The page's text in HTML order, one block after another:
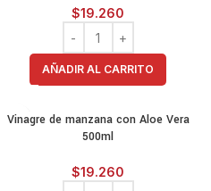
$19.260
AÑADIR AL CARRITO
Vinagre de manzana con Aloe Vera
500ml
$19.260